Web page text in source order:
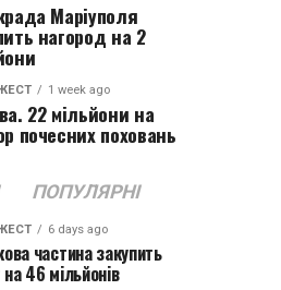
Маріуполя
нагород на 2
1 week ago
22 мільйони на
почесних поховань
ПОПУЛЯРНІ
6 days ago
частина закупить
46 мільйонів